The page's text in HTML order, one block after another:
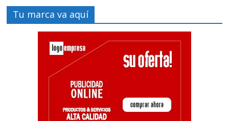
Tu marca va aquí